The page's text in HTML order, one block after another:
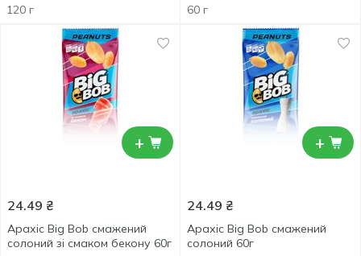
120 г
60 г
+
24.49 ₴
Арахіс Big Bob смажений
солоний зі смаком бекону 60г
+
24.49 ₴
Арахіс Big Bob смажений
солоний 60г